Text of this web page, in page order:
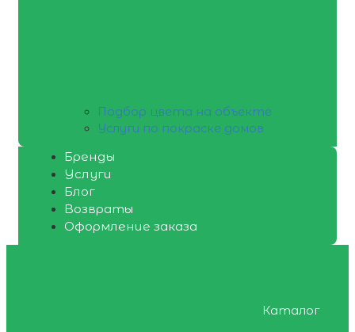
Подбор цвета на объекте
Услуги по покраске домов
Бренды
Услуги
Блог
Возвраты
Оформление заказа
Каталог